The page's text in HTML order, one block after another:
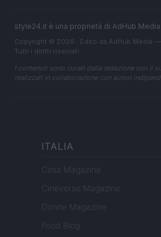
style24.it è una proprietà di AdHub
Copyright © 2026 · Edito da AdHub Media
Tutti i diritti riservati
I contenuti sono curati dalla redazione con il
realizzati in collaborazione con autori
ITALIA
Casa Magazine
Cineverse Magazine
Donne Magazine
Food Blog